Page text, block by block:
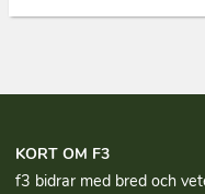
KORT OM F3
f3 bidrar med bred och